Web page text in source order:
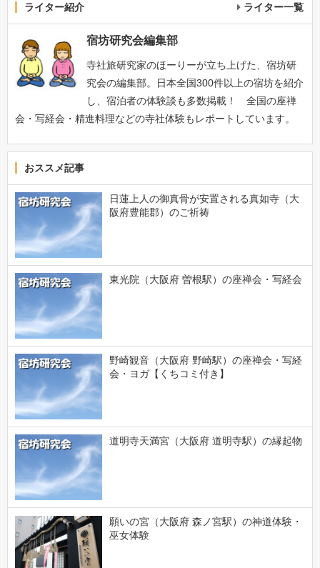
ライター紹介 ライター一覧
宿坊研究会編集部
寺社旅研究家のほーりーが立ち上げた、宿坊研
究会の編集部。日本全国300件以上の宿坊を紹介
し、宿泊者の体験談も多数掲載！ 全国の座禅
会・写経会・精進料理などの寺社体験もレポートしています。
おススメ記事
日蓮上人の御真骨が安置される真如寺（大
阪府豊能郡）のご祈祷
東光院（大阪府 曽根駅）の座禅会・写経会
野崎観音（大阪府 野崎駅）の座禅会・写経
会・ヨガ【くちコミ付き】
道明寺天満宮（大阪府 道明寺駅）の縁起物
願いの宮（大阪府 森ノ宮駅）の神道体験・
巫女体験